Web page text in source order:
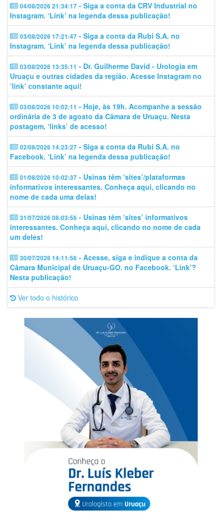
04/08/2026 21:34:17 - Siga a conta da CRV Industrial no
Instagram. ‘Link’ na legenda dessa publicação!
03/08/2026 17:21:47 - Siga a conta da Rubi S.A. no
Instagram. ‘Link’ na legenda dessa publicação!
03/08/2026 13:35:11 - Dr. Guilherme David - Urologia em
Uruaçu e outras cidades da região. Acesse Instagram no
‘link’ constante aqui!
03/08/2026 10:02:11 - Hoje, às 19h. Acompanhe a sessão
ordinária de 3 de agosto da Câmara de Uruaçu. Nesta
postagem, ‘links’ de acesso!
02/08/2026 14:23:27 - Siga a conta da Rubi S.A. no
Facebook. ‘Link’ na legenda dessa publicação!
01/08/2026 10:02:37 - Usinas têm ‘sites’/plataformas
informativos interessantes. Conheça aqui, clicando no
nome de cada uma delas!
31/07/2026 08:03:56 - Usinas têm ‘sites’ informativos
interessantes. Conheça aqui, clicando no nome de cada
um deles!
30/07/2026 14:11:56 - Acesse, siga e indique a conta da
Câmara Municipal de Uruaçu-GO. no Facebook. ‘Link’?
Nesta publicação!
Ver todo o histórico